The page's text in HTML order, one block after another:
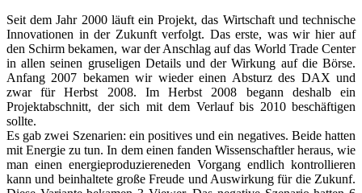
Seit dem Jahr 2000 läuft ein Projekt, das Wirtschaft und technische
Innovationen in der Zukunft verfolgt. Das erste, was wir hier auf
den Schirm bekamen, war der Anschlag auf das World Trade Center
in allen seinen gruseligen Details und der Wirkung auf die Börse.
Anfang 2007 bekamen wir wieder einen Absturz des DAX und
zwar für Herbst 2008. Im Herbst 2008 begann deshalb ein
Projektabschnitt, der sich mit dem Verlauf bis 2010 beschäftigen
sollte.
Es gab zwei Szenarien: ein positives und ein negatives. Beide hatten
mit Energie zu tun. In dem einen fanden Wissenschaftler heraus, wie
man einen energieproduziereneden Vorgang endlich kontrollieren
kann und beinhaltete große Freude und Auswirkung für die Zukunf.